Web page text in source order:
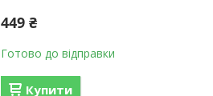
449 ₴
Готово до відправки
Купити